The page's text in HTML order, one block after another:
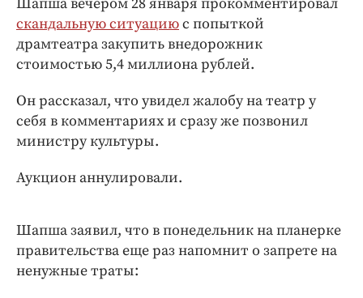
Медиаперсона
Интересное чтиво
Клиника года
Работодатель года
скандальную ситуациюс попыткой
драмтеатра закупить внедорожник
стоимостью 5,4 миллиона рублей.
Он рассказал, что увидел жалобу на театр у
себя в комментариях и сразу же позвонил
министру культуры.
Аукцион аннулировали.
Шапша заявил, что в понедельник на планерке
правительства еще раз напомнит о запрете на
ненужные траты: